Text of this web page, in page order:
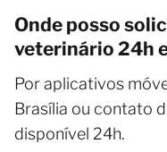
Onde posso
veterinário 24h
Por aplicativos
Brasília ou contato
disponível 24h.